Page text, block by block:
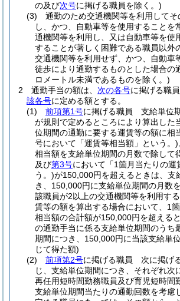
の及び次号に掲げる職員を除く。)
(3)
通勤のため交通機関等を利用してそ
し、かつ、自動車等を使用することを
通機関等を利用し、又は自動車等を使
することが著しく困難である職員以外
交通機関等を利用せず、かつ、自動車
徒歩により通勤するものとした場合の
ロメートル未満であるものを除く。)
2
通勤手当の額は、 次の各号に掲げる職
該各号に定める額とする。
(1)
前項第1号に掲げる職員 支給単位
が規則で定めるところにより算出した
位期間の通勤に要する運賃等の額に相
号において「運賃等相当額」という。)
相当額を支給単位期間の月数で除して
及び第3号において「1箇月当たりの運
う。)が150,000円を超えるときは、支
き、150,000円に支給単位期間の月数
該職員が2以上の交通機関等を利用す
賃等の額を算出する場合において、1
相当額の合計額が150,000円を超える
の通勤手当に係る支給単位期間のうち
期間につき、150,000円に当該支給単
じて得た額)
(2)
前項第2号に掲げる職員 次に掲げ
じ、支給単位期間につき、それぞれ次
再任用短時間勤務職員及び育児短時間
支給単位期間当たりの通勤回数を考慮